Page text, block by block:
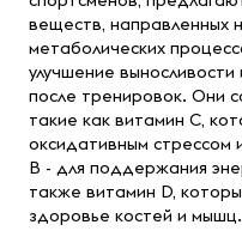
веществ, направленных
метаболических
улучшение
после тренировок. Они
такие как витамин С,
оксидативным стрессом
В - для поддержания
также витамин D,
здоровье костей и мышц.